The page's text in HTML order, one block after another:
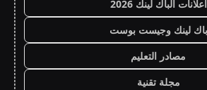
اعلانات الباك لينك 2026
باك لينك وجيست بوست
مصادر التعليم
مجلة تقنية